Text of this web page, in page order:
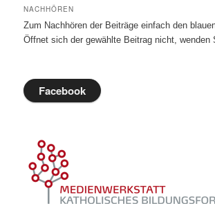
NACHHÖREN
Zum Nachhören der Beiträge einfach den
Öffnet sich der gewählte Beitrag nicht,
Facebook